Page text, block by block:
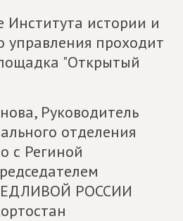
Института истории и
управления проходит
"Открытый
Руководитель
отделения
с Региной
РОССИИ